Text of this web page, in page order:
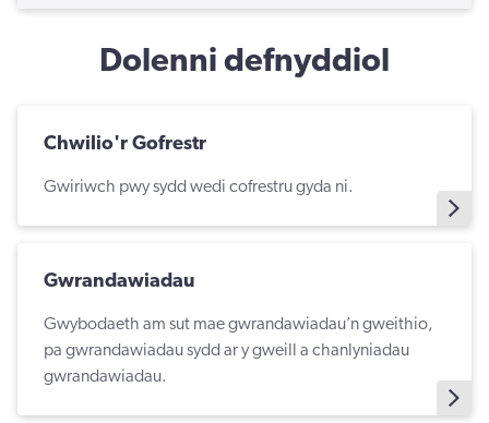
Dolenni defnyddiol
Chwilio'r Gofrestr
Gwiriwch pwy sydd wedi cofrestru gyda ni.
Gwrandawiadau
Gwybodaeth am sut mae gwrandawiadau’n gweithio,
pa gwrandawiadau sydd ar y gweill a chanlyniadau
gwrandawiadau.